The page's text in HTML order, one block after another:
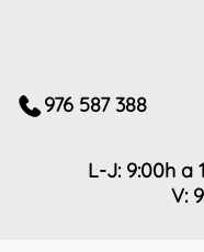
976 587 388
L-J: 9:00h a
V: